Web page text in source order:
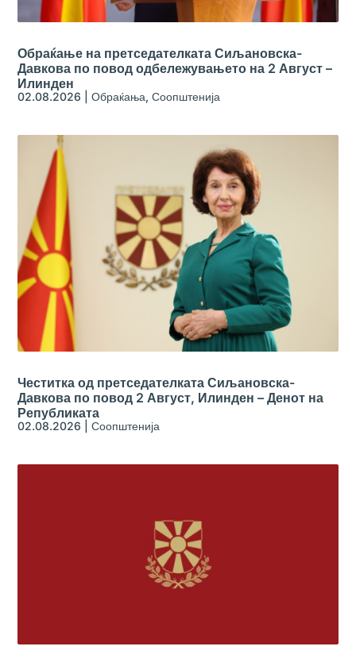
Обраќање на претседателката Сиљановска-
Давкова по повод одбележувањето на 2 Август –
Илинден
02.08.2026 |Обраќања,Соопштенија
Честитка од претседателката Сиљановска-
Давкова по повод 2 Август, Илинден – Денот на
Републиката
02.08.2026 |Соопштенија